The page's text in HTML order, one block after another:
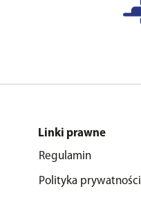
Linki prawne
Regulamin
Polityka prywatności